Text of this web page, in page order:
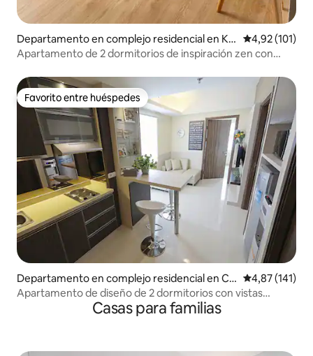
Departamento en complejo residencial en Ke
camatan Andir
Calificación
4,92 (101)
Apartamento de 2 dormitorios de inspiración zen con
Favorito entre huéspedes
Favorito entre huéspedes
Departamento en complejo residencial en Cid
adap
Calificación
4,87 (141)
Apartamento de diseño de 2 dormitorios con vistas
Casas para familias